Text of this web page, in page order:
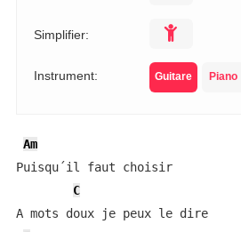
Simplifier:
Instrument: Guitare Piano
Am
Puisqu´il faut choisir
C
A mots doux je peux le dire